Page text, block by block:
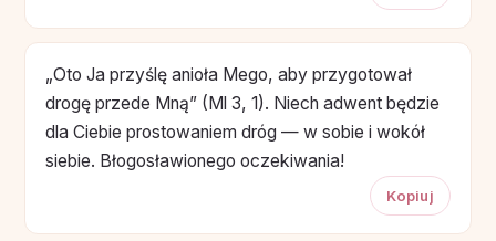
„Oto Ja przyślę anioła Mego, aby przygotował
drogę przede Mną” (Ml 3, 1). Niech adwent będzie
dla Ciebie prostowaniem dróg — w sobie i wokół
siebie. Błogosławionego oczekiwania!
Kopiuj